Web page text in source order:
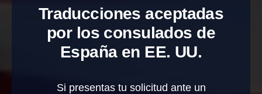
Traducciones aceptadas
por los consulados de
España en EE. UU.
Si presentas tu solicitud ante un